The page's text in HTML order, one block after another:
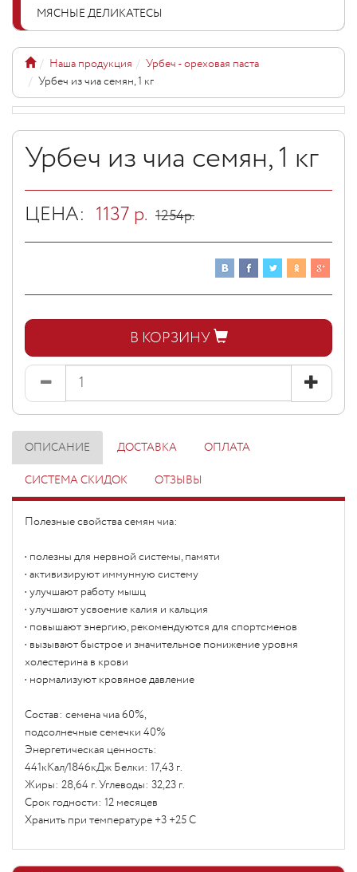
МЯСНЫЕ ДЕЛИКАТЕСЫ
Наша продукция
Урбеч - ореховая паста
Урбеч из чиа семян, 1 кг
Урбеч из чиа семян, 1 кг
ЦЕНА: 1137 р. 1254р.
В КОРЗИНУ
ОПИСАНИЕ ДОСТАВКА ОПЛАТА
СИСТЕМА СКИДОК ОТЗЫВЫ
Полезные свойства семян чиа:
• полезны для нервной системы, памяти
• активизируют иммунную систему
• улучшают работу мышц
• улучшают усвоение калия и кальция
• повышают энергию, рекомендуются для спортсменов
• вызывают быстрое и значительное понижение уровня
холестерина в крови
• нормализуют кровяное давление
Состав: семена чиа 60%,
подсолнечные семечки 40%
Энергетическая ценность:
441кКал/1846кДж Белки: 17,43 г.
Жиры: 28,64 г. Углеводы: 32,23 г.
Срок годности: 12 месяцев
Хранить при температуре +3 +25 С